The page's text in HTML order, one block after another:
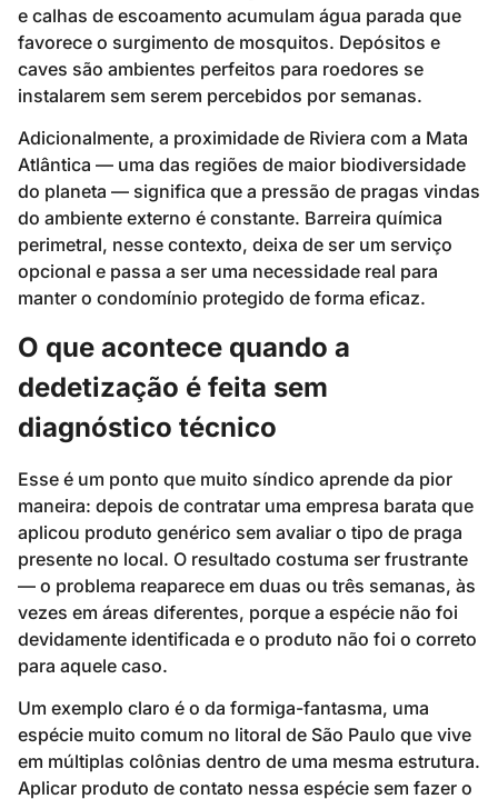
e calhas de escoamento acumulam água parada que
favorece o surgimento de mosquitos. Depósitos e
caves são ambientes perfeitos para roedores se
instalarem sem serem percebidos por semanas.
Adicionalmente, a proximidade de Riviera com a Mata
Atlântica — uma das regiões de maior biodiversidade
do planeta — significa que a pressão de pragas vindas
do ambiente externo é constante. Barreira química
perimetral, nesse contexto, deixa de ser um serviço
opcional e passa a ser uma necessidade real para
manter o condomínio protegido de forma eficaz.
O que acontece quando a
dedetização é feita sem
diagnóstico técnico
Esse é um ponto que muito síndico aprende da pior
maneira: depois de contratar uma empresa barata que
aplicou produto genérico sem avaliar o tipo de praga
presente no local. O resultado costuma ser frustrante
— o problema reaparece em duas ou três semanas, às
vezes em áreas diferentes, porque a espécie não foi
devidamente identificada e o produto não foi o correto
para aquele caso.
Um exemplo claro é o da formiga-fantasma, uma
espécie muito comum no litoral de São Paulo que vive
em múltiplas colônias dentro de uma mesma estrutura.
Aplicar produto de contato nessa espécie sem fazer o